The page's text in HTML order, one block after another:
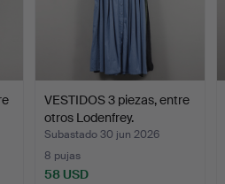
VESTIDOS 3 piezas, entre
otros Lodenfrey.
Subastado 30 jun 2026
8 pujas
58 USD